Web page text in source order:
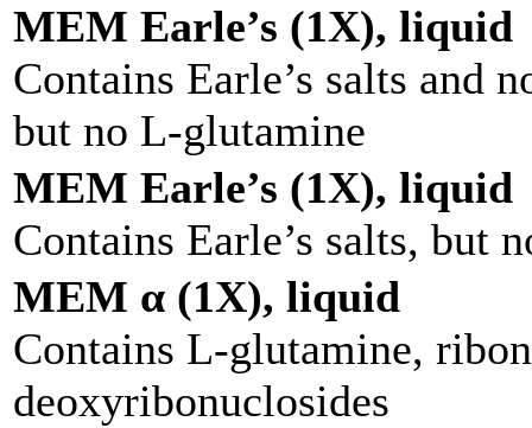
MEM Earle’s (1X), liquid
Contains Earle’s salts and
but no L-glutamine
MEM Earle’s (1X), liquid
Contains Earle’s salts, but
MEM α (1X), liquid
Contains L-glutamine,
deoxyribonuclosides